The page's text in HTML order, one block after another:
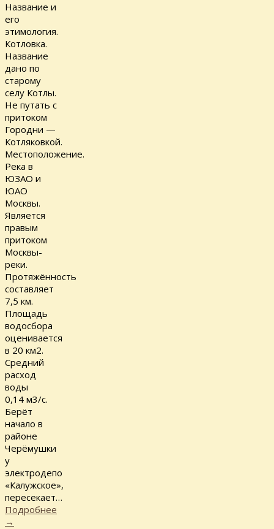
Название и
его
этимология.
Котловка.
Название
дано по
старому
селу Котлы.
Не путать с
притоком
Городни —
Котляковкой.
Местоположение.
Река в
ЮЗАО и
ЮАО
Москвы.
Является
правым
притоком
Москвы-
реки.
Протяжённость
составляет
7,5 км.
Площадь
водосбора
оценивается
в 20 км2.
Средний
расход
воды
0,14 м3/с.
Берёт
начало в
районе
Черёмушки
у
электродепо
«Калужское»,
пересекает…
Подробнее
→